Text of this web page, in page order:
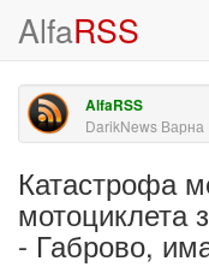
AlfaRSS
AlfaRSS
DarikNews Варна
Катастрофа
мотоциклета
- Габрово,